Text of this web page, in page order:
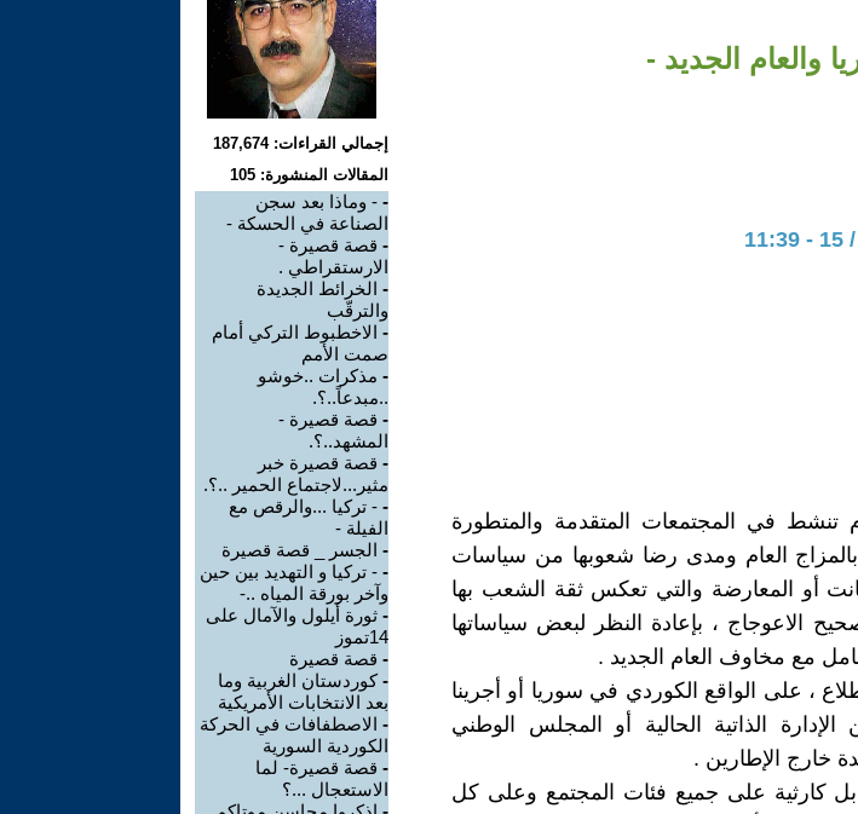
والعام الجديد -
تنشط في المجتمعات المتقدمة والمتطورة
بالمزاج العام ومدى رضا شعوبها من سياسات
أو المعارضة والتي تعكس ثقة الشعب بها
الاعوجاج ، بإعادة النظر لبعض سياساتها
مع مخاوف العام الجديد .
، على الواقع الكوردي في سوريا أو أجرينا
الذاتية الحالية أو المجلس الوطني
خارج الإطارين .
بل كارثية على جميع فئات المجتمع وعلى كل
إجمالي القراءات: 187,674
المقالات المنشورة: 105
- - وماذا بعد سجن
الصناعة في الحسكة -
- قصة قصيرة -
الارستقراطي .
- الخرائط الجديدة
والترقّب
- الاخطبوط التركي أمام
صمت الأمم
- مذكرات ..خوشو
..مبدعاً..؟.
- قصة قصيرة -
المشهد..؟.
- قصة قصيرة خبر
مثير...لاجتماع الحمير ..؟.
- - تركيا ...والرقص مع
الفيلة -
- الجسر _ قصة قصيرة
- - تركيا و التهديد بين حين
وآخر بورقة المياه ..-
- ثورة أيلول والآمال على
14تموز
- قصة قصيرة
-كوردستان الغربية وما
بعد الانتخابات الأمريكية
- الاصطفافات في الحركة
الكوردية السورية
- قصة قصيرة- لما
الاستعجال ...؟